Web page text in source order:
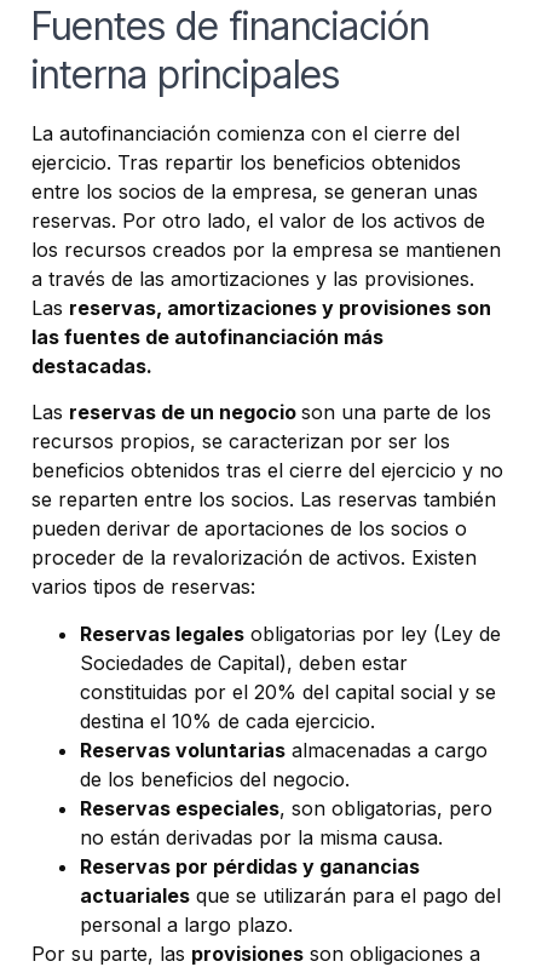
Fuentes de financiación
interna principales
La autofinanciación comienza con el cierre del
ejercicio. Tras repartir los beneficios obtenidos
entre los socios de la empresa, se generan unas
reservas. Por otro lado, el valor de los activos de
los recursos creados por la empresa se mantienen
a través de las amortizaciones y las provisiones.
Las reservas, amortizaciones y provisiones son
las fuentes de autofinanciación más
destacadas.
Las reservas de un negocio son una parte de los
recursos propios, se caracterizan por ser los
beneficios obtenidos tras el cierre del ejercicio y no
se reparten entre los socios. Las reservas también
pueden derivar de aportaciones de los socios o
proceder de la revalorización de activos. Existen
varios tipos de reservas:
Reservas legales obligatorias por ley (Ley de
Sociedades de Capital), deben estar
constituidas por el 20% del capital social y se
destina el 10% de cada ejercicio.
Reservas voluntarias almacenadas a cargo
de los beneficios del negocio.
Reservas especiales, son obligatorias, pero
no están derivadas por la misma causa.
Reservas por pérdidas y ganancias
actuariales que se utilizarán para el pago del
personal a largo plazo.
Por su parte, las provisiones son obligaciones a